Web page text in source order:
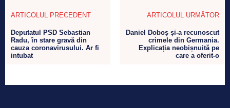
ARTICOLUL PRECEDENT
Deputatul PSD Sebastian
Radu, în stare gravă din
cauza coronavirusului. Ar fi
intubat
ARTICOLUL URMĂTOR
Daniel Doboș și-a recunoscut
crimele din Germania.
Explicația neobișnuită pe
care a oferit-o